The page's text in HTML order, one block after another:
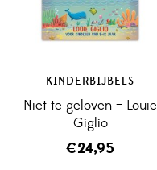
KINDERBIJBELS
Niet te geloven – Louie
Giglio
€24,95